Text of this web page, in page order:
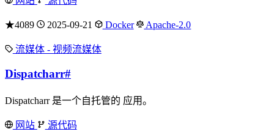
★4089 2025-09-21 Docker Apache-2.0
流媒体 - 视频流媒体
Dispatcharr#
Dispatcharr 是一个自托管的 应用。
网站 源代码